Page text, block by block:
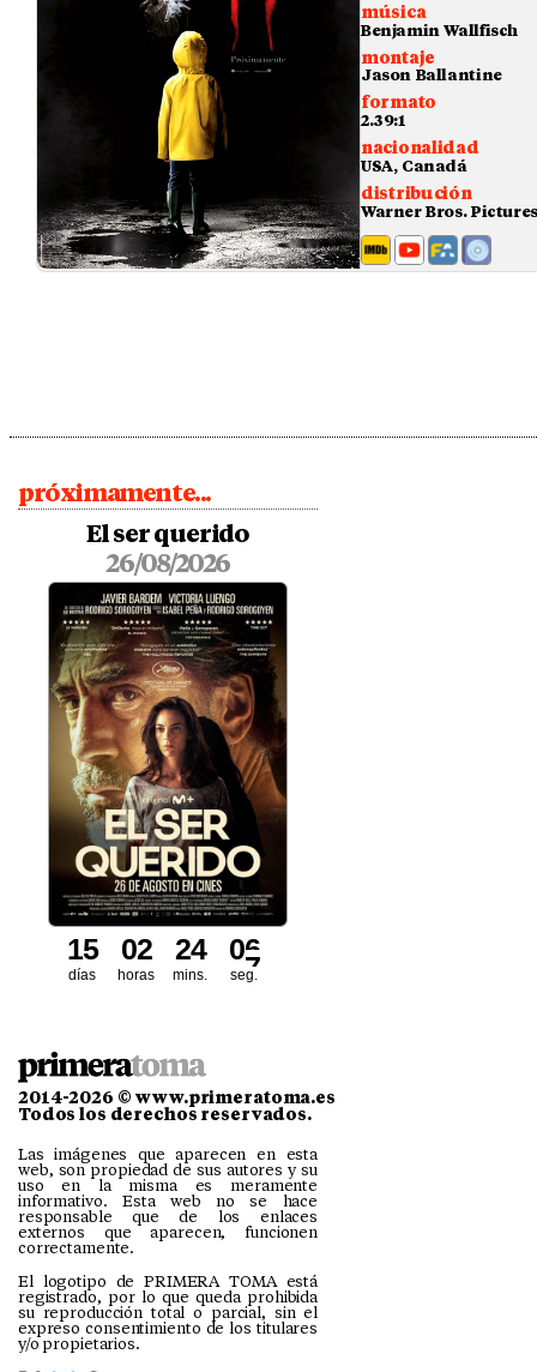
música
Benjamin Wallfisch
montaje
Jason Ballantine
formato
2.39:1
nacionalidad
USA, Canadá
distribución
Warner Bros. Pictures
próximamente...
El ser querido
26/08/2026
días
15
horas
02
mins.
24
seg.
05
2014-2026 © www.primeratoma.es
Todos los derechos reservados.
Las imágenes que aparecen en esta
web, son propiedad de sus autores y su
uso en la misma es meramente
informativo. Esta web no se hace
responsable que de los enlaces
externos que aparecen, funcionen
correctamente.
El logotipo de PRIMERA TOMA está
registrado, por lo que queda prohibida
su reproducción total o parcial, sin el
expreso consentimiento de los titulares
y/o propietarios.